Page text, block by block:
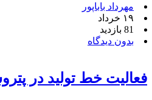
مهرداد باباپور
۱۹ خرداد
81 بازدید
بدون دیدگاه
فعالیت خط تولید در